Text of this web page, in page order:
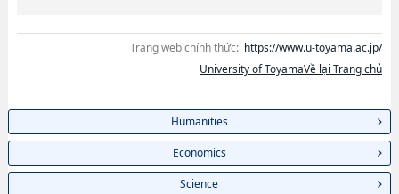
Trang web chính thức: https://www.u-toyama.ac.jp/
University of ToyamaVề lại Trang chủ
Humanities
Economics
Science